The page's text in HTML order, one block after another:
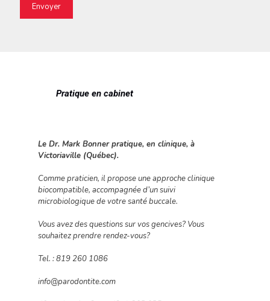
Pratique en cabinet
Le Dr. Mark Bonner pratique, en clinique, à
Victoriaville (Québec).
Comme praticien, il propose une approche clinique
biocompatible, accompagnée d’un suivi
microbiologique de votre santé buccale.
Vous avez des questions sur vos gencives? Vous
souhaitez prendre rendez-vous?
Tel. : 819 260 1086
info@parodontite.com